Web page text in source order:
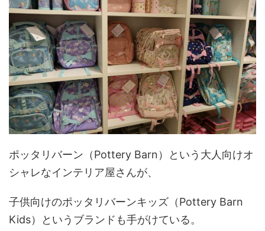
ポッタリバーン（Pottery Barn）という大人向けオ
シャレなインテリア屋さんが、
子供向けのポッタリバーンキッズ（Pottery Barn
Kids）というブランドも手がけている。